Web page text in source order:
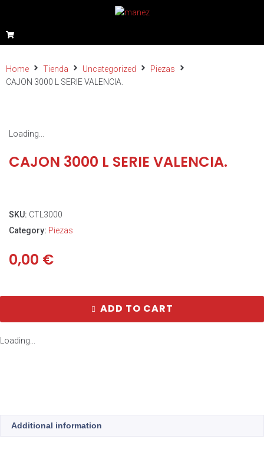
Home Tienda Uncategorized
Piezas
CAJON 3000 L SERIE VALENCIA.
Loading...
CAJON 3000 L SERIE VALENCIA.
SKU: CTL3000
Category: Piezas
0,00 €
ADD TO CART
Loading...
Additional information